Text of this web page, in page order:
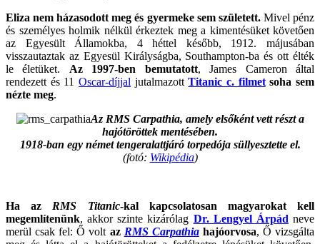
Eliza nem házasodott meg és gyermeke sem született.Mivel pénz
és személyes holmik nélkül érkeztek meg a kimentésüket követően
az Egyesült Államokba, 4 héttel később, 1912. májusában
visszautaztak az Egyesül Királyságba, Southampton-ba és ott élték
le életüket. Az 1997-ben bemutatott, James Cameron által
rendezett és 11 Oscar-díjjal jutalmazottTitanic c. filmetsoha sem
nézte meg.
Az RMS Carpathia, amely elsőként vett részt a
hajótöröttek mentésében.
1918-ban egy német tengeralattjáró torpedója süllyesztette el.
(fotó: Wikipédia)
Ha az RMS Titanic-kal kapcsolatosan magyarokat kell
megemlítenünk, akkor szinte kizárólag Dr. Lengyel Árpád neve
merül csak fel: Ő volt az RMS Carpathiahajóorvosa, Ő vizsgálta